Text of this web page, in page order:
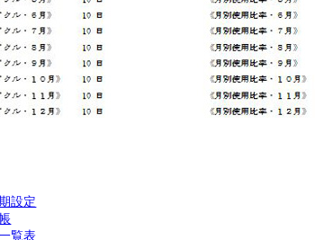
設定
覧表